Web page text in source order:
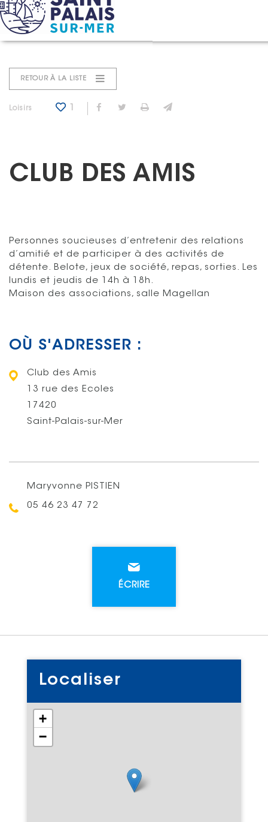
Panneau de gestion des cookies
Accueil Annuaire
RETOUR À LA LISTE
Catégorie : "
Loisirs Partager sur Facebook
Partager sur Twitter
Imprimer
CLUB DES AMIS
Personnes soucieuses d’entretenir des relations
d’amitié et de participer à des activités de
détente. Belote, jeux de société, repas, sorties. Les
lundis et jeudis de 14h à 18h.
Maison des associations, salle Magellan
OÙ S'ADRESSER :
Club des Amis
13 rue des Ecoles
17420
Saint-Palais-sur-Mer
Maryvonne PISTIEN
Téléphone :
05 46 23 47 72
ÉCRIRE
Localiser
+
−